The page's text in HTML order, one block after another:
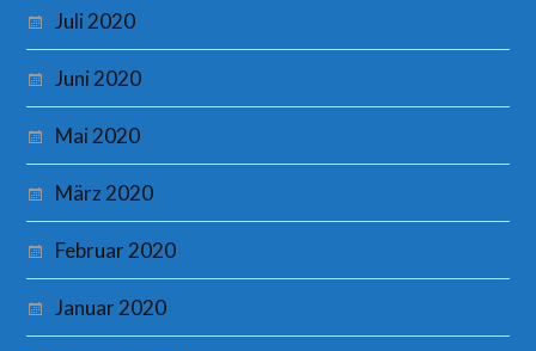
Juli 2020
Juni 2020
Mai 2020
März 2020
Februar 2020
Januar 2020